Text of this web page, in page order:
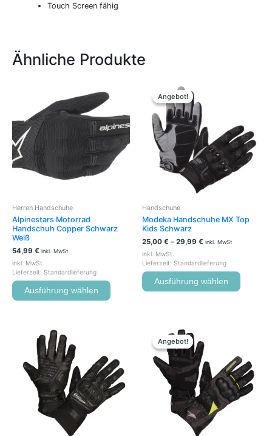
Touch Screen fähig
Ähnliche Produkte
Herren Handschuhe
Alpinestars Motorrad
Handschuh Copper Schwarz
Weiß
54,99 € inkl. MwSt
inkl. MwSt.
Lieferzeit: Standardlieferung
Ausführung wählen
mehrere
Varianten
auf.
Die
Optionen
Produktseite
Angebot!
Angebot!
Handschuhe
Modeka Handschuhe MX Top
Kids Schwarz
25,00 € – 29,99 € inkl. MwSt
inkl. MwSt.
Lieferzeit: Standardlieferung
Ausführung wählen
auf.
Die
gewählt
mehrere
Varianten
auf.
Die
Angebot!
Angebot!
mehrere
auf.
Die